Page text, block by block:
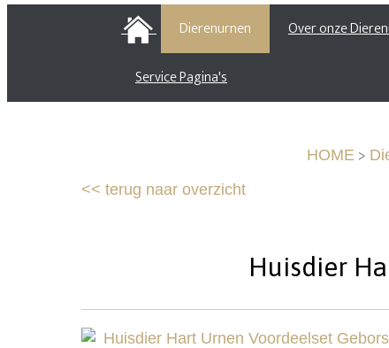
HOME Dierenurnen Over onze
Service Pagina's
HOME >
<< terug naar overzicht
Huisdier